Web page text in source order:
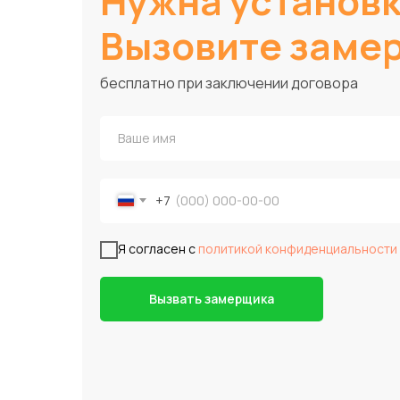
Вызовите
+7
Я согласен с политикой конфиденциальности
Вызвать замерщика
бесплатно при заключении договора